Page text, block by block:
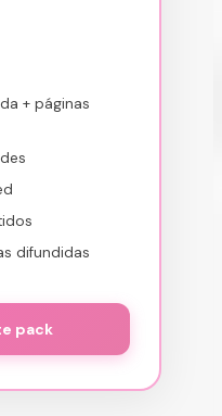
+ páginas
difundidas
pack